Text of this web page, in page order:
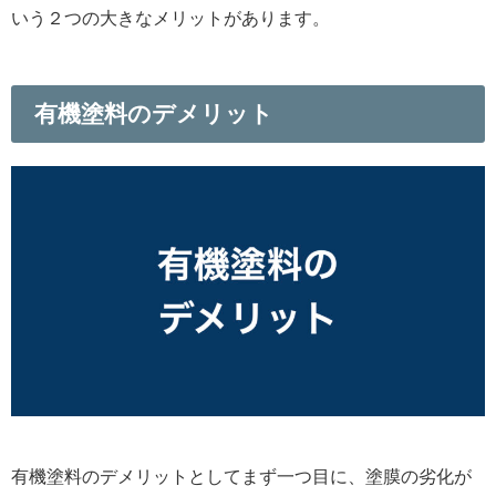
いう２つの大きなメリットがあります。
有機塗料のデメリット
有機塗料のデメリットとしてまず一つ目に、塗膜の劣化が